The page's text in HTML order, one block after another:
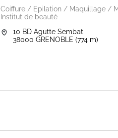
Coiffure / Epilation / Maquillage /
Institut de beauté
10 BD Agutte Sembat
38000 GRENOBLE (774 m)